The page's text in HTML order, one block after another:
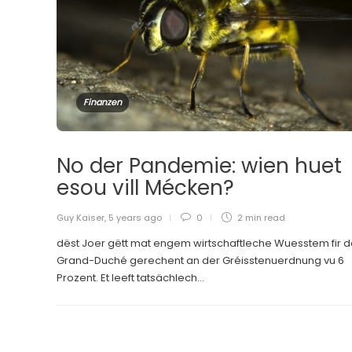
Finanzen
No der Pandemie: wien huet
esou vill Mécken?
Guy Kaiser, 5 years ago 0 2 min read
dëst Joer gëtt mat engem wirtschaftleche Wuesstem fir
Grand-Duché gerechent an der Gréisstenuerdnung vu 6
Prozent. Et leeft tatsächlech...